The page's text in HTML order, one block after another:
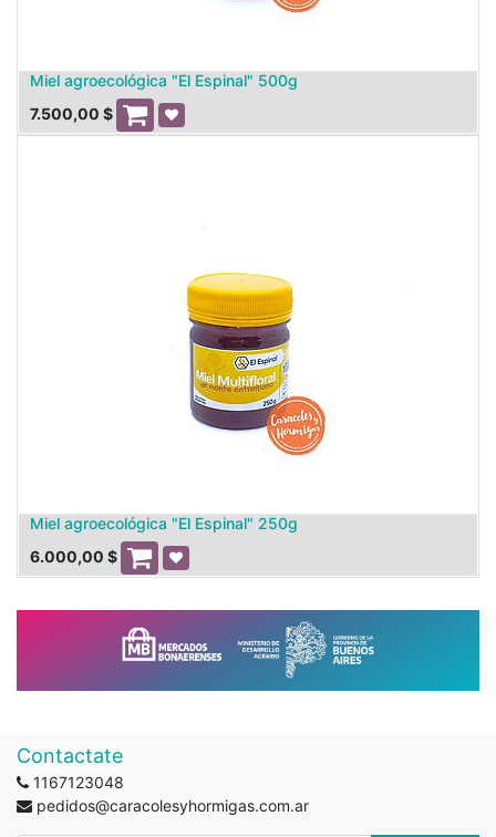
Miel agroecológica "El Espinal" 500g
7.500,00 $
Miel agroecológica "El Espinal" 250g
6.000,00 $
Contactate
1167123048
pedidos@caracolesyhormigas.com.ar